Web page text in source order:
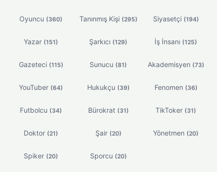
Oyuncu (360) Tanınmış Kişi (295) Siyasetçi (194)
Yazar (151) Şarkıcı (129) İş İnsanı (125)
Gazeteci (115) Sunucu (81) Akademisyen (73)
YouTuber (64) Hukukçu (39) Fenomen (36)
Futbolcu (34) Bürokrat (31) TikToker (31)
Doktor (21) Şair (20) Yönetmen (20)
Spiker (20) Sporcu (20)